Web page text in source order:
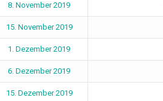
8. November 2019
15. November 2019
1. Dezember 2019
6. Dezember 2019
15. Dezember 2019